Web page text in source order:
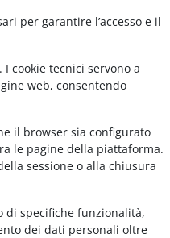
per garantire l’accesso e il
cookie tecnici servono a
web, consentendo
il browser sia configurato
le pagine della piattaforma.
sessione o alla chiusura
di specifiche funzionalità,
dei dati personali oltre